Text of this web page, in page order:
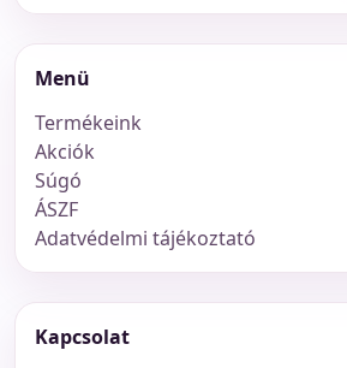
Menü
Termékeink
Akciók
Súgó
ÁSZF
Adatvédelmi tájékoztató
Kapcsolat